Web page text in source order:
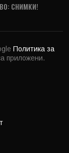
СНИМКИ!
Политика за
приложени.